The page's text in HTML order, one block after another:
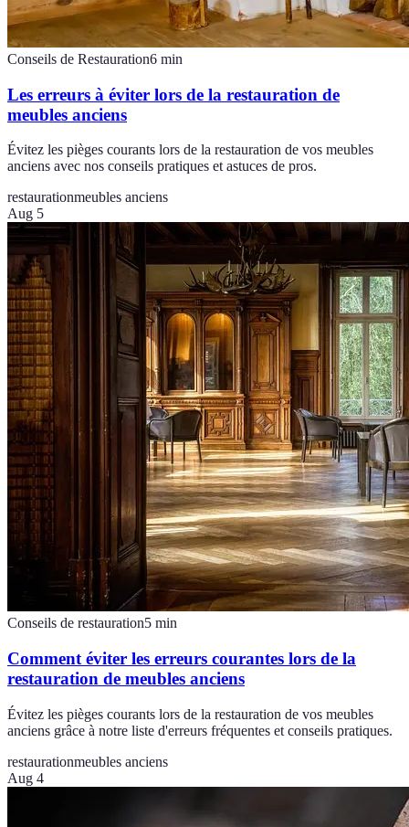
Conseils de Restauration6 min
Les erreurs à éviter lors de la restauration de
meubles anciens
Évitez les pièges courants lors de la restauration de vos meubles
anciens avec nos conseils pratiques et astuces de pros.
restaurationmeubles anciens
Aug 5
Conseils de restauration5 min
Comment éviter les erreurs courantes lors de la
restauration de meubles anciens
Évitez les pièges courants lors de la restauration de vos meubles
anciens grâce à notre liste d'erreurs fréquentes et conseils pratiques.
restaurationmeubles anciens
Aug 4